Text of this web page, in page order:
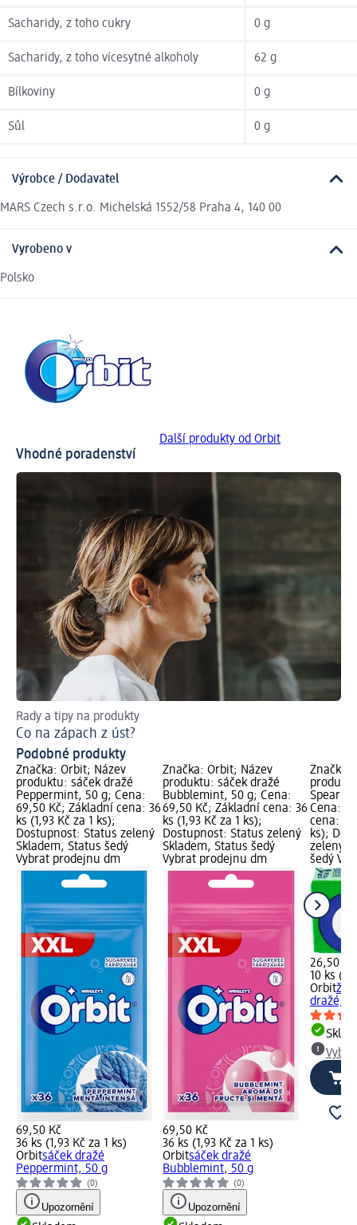
Sacharidy, z toho cukry 0 g
Sacharidy, z toho vícesytné alkoholy 62 g
Bílkoviny 0 g
Sůl 0 g
Výrobce / Dodavatel
MARS Czech s.r.o. Michelská 1552/58 Praha 4, 140 00
Vyrobeno v
Polsko
Další produkty od Orbit
Vhodné poradenství
Rady a tipy na produkty
Co na zápach z úst?
Podobné produkty
Značka: Orbit; Název
produktu: sáček dražé
Peppermint, 50 g; Cena:
69,50 Kč; Základní cena: 36
ks (1,93 Kč za 1 ks);
Dostupnost: Status zelený
Skladem, Status šedý
Vybrat prodejnu dm
69,50 Kč
36 ks (1,93 Kč za 1 ks)
Orbitsáček dražé
Peppermint, 50 g
(0)
Upozornění
Značka: Orbit; Název
produktu: sáček dražé
Bubblemint, 50 g; Cena:
69,50 Kč; Základní cena: 36
ks (1,93 Kč za 1 ks);
Dostupnost: Status zelený
Skladem, Status šedý
Vybrat prodejnu dm
69,50 Kč
36 ks (1,93 Kč za 1 ks)
Orbitsáček dražé
Bubblemint, 50 g
(0)
Upozornění
Značka:
Cena:
cena: 10
ks);
zelený
šedý
26,50 Kč
10 ks
Orbit
dražé,